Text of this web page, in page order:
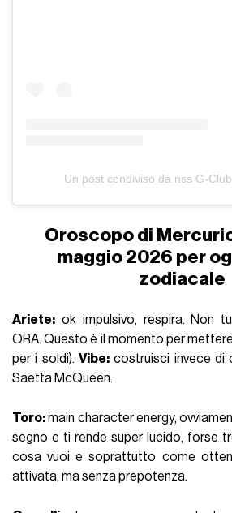
Un post condiviso da nss G-
Oroscopo di
maggio 2026 per
zodiacale
Ariete: ok impulsivo, respira. Non
ORA. Questo è il momento per
per i soldi). Vibe:costruisci invece di
Saetta McQueen.
Toro:main character energy,
segno e ti rende super lucido, forse
cosa vuoi e soprattutto come
attivata, ma senza prepotenza.